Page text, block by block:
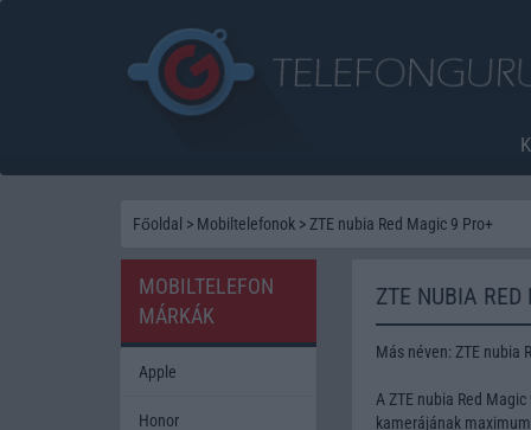
Főoldal > Mobiltelefonok > ZTE nubia Red Magic 9 Pro+
ZTE NUBIA
Más néven: ZTE nubia
A ZTE nubia Red
kamerájának
MOBILTELEFON
MÁRKÁK
Apple
Honor